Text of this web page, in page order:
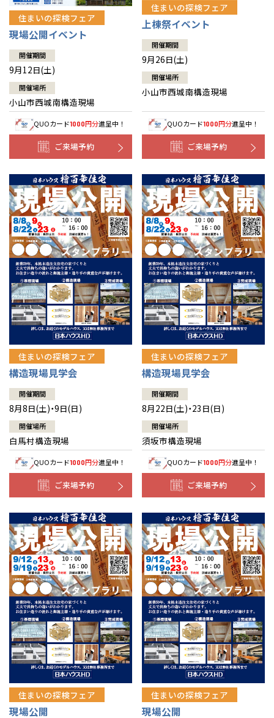
住まいの探検フェア
現場公開イベント
開催期間
9月12日(土)
開催場所
小山市西城南構造現場
QUOカード1000円分進呈中！
ご来場予約
住まいの探検フェア
上棟祭イベント
開催期間
9月26日(土)
開催場所
小山市西城南構造現場
QUOカード1000円分進呈中！
ご来場予約
住まいの探検フェア
構造現場見学会
開催期間
8月8日(土)・9日(日)
開催場所
白馬村構造現場
QUOカード1000円分進呈中！
ご来場予約
住まいの探検フェア
構造現場見学会
開催期間
8月22日(土)・23日(日)
開催場所
須坂市構造現場
QUOカード1000円分進呈中！
ご来場予約
住まいの探検フェア
現場公開
住まいの探検フェア
現場公開